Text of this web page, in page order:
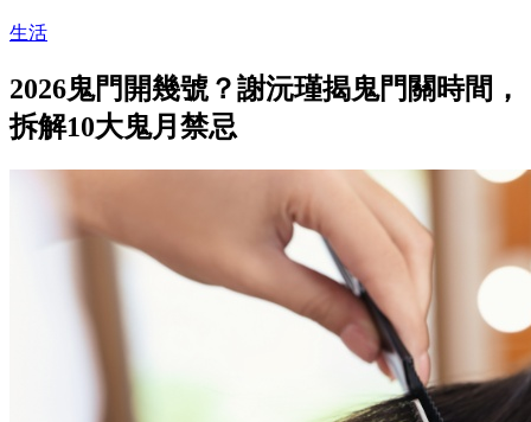
生活
2026鬼門開幾號？謝沅瑾揭鬼門關時間，
拆解10大鬼月禁忌